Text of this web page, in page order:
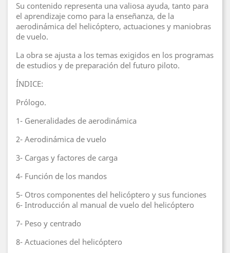
Su contenido representa una valiosa ayuda, tanto para
el aprendizaje como para la enseñanza, de la
aerodinámica del helicóptero, actuaciones y maniobras
de vuelo.
La obra se ajusta a los temas exigidos en los programas
de estudios y de preparación del futuro piloto.
ÍNDICE:
Prólogo.
1- Generalidades de aerodinámica
2- Aerodinámica de vuelo
3- Cargas y factores de carga
4- Función de los mandos
5- Otros componentes del helicóptero y sus funciones
6- Introducción al manual de vuelo del helicóptero
7- Peso y centrado
8- Actuaciones del helicóptero